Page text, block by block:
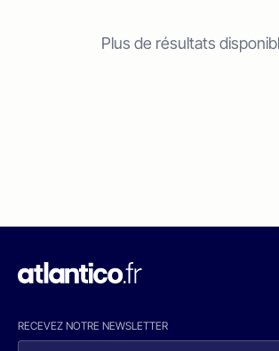
Plus de résultats
RECEVEZ NOTRE NEWSLETTER